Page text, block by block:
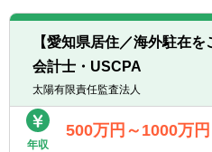
【愛知県居住／海外駐在
会計士・USCPA
太陽有限責任監査法人
年収
500万円～1000万円